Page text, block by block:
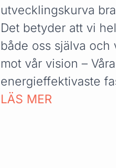
utvecklingskurva
Det betyder att vi
både oss själva och
mot vår vision –
energieffektivaste
LÄS MER